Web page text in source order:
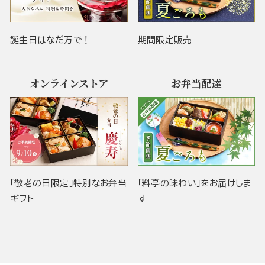
誕生日はなだ万で！ 期間限定販売
オンラインストア
「敬老の日限定」特別なお弁当
ギフト
お弁当配達
「料亭の味わい」をお届けしま
す